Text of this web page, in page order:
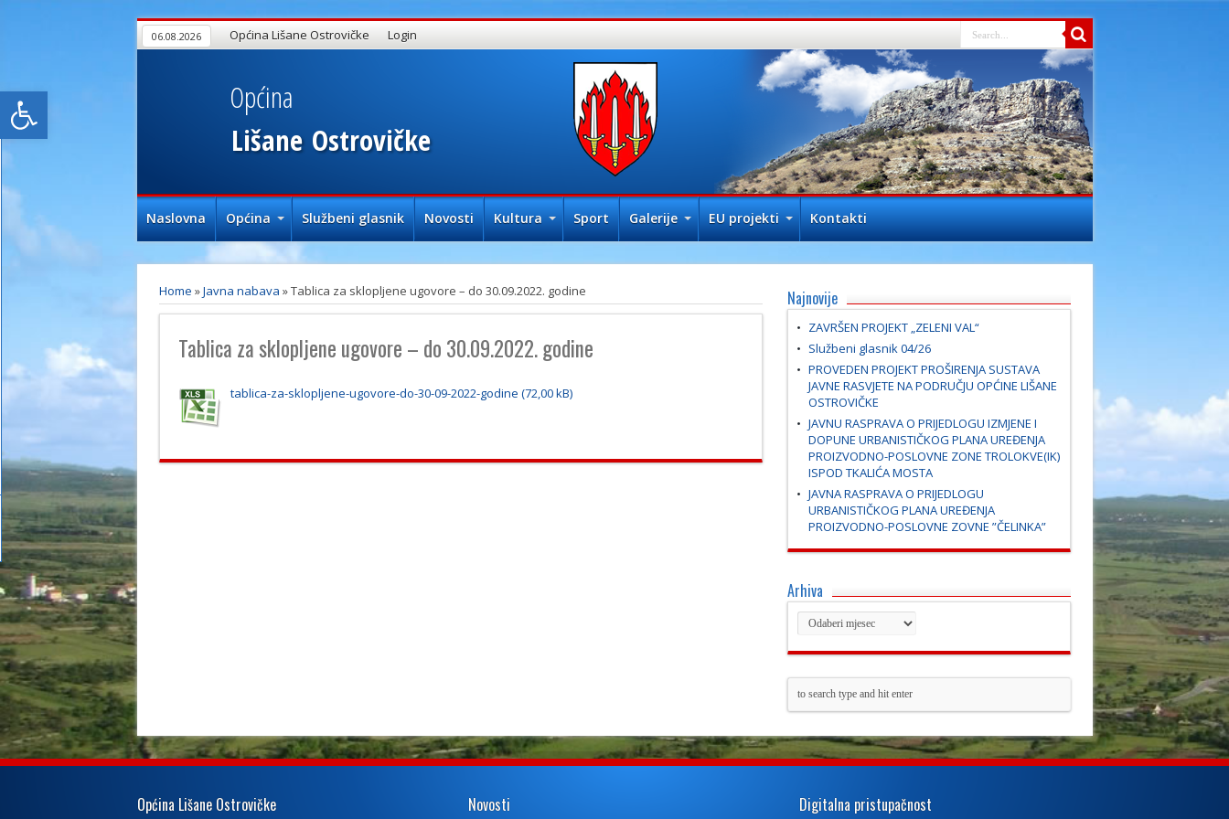
Open toolbar
06.08.2026 Općina Lišane Ostrovičke Login
Lišane Ostrovičke
Općina
Naslovna Općina Službeni glasnik Novosti Kultura Sport Galerije EU projekti Kontakti
Home »Javna nabava »Tablica za sklopljene ugovore – do 30.09.2022. godine
Tablica za sklopljene ugovore – do 30.09.2022. godine
tablica-za-sklopljene-ugovore-do-30-09-2022-godine
Najnovije
ZAVRŠEN PROJEKT „ZELENI VAL“
Službeni glasnik 04/26
PROVEDEN PROJEKT PROŠIRENJA SUSTAVA
JAVNE RASVJETE NA PODRUČJU OPĆINE LIŠANE
OSTROVIČKE
JAVNU RASPRAVA O PRIJEDLOGU IZMJENE I
DOPUNE URBANISTIČKOG PLANA UREĐENJA
PROIZVODNO-POSLOVNE ZONE TROLOKVE(IK)
ISPOD TKALIĆA MOSTA
JAVNA RASPRAVA O PRIJEDLOGU
URBANISTIČKOG PLANA UREĐENJA
PROIZVODNO-POSLOVNE ZOVNE ”ČELINKA”
Arhiva
Općina Lišane Ostrovičke Novosti Digitalna pristupačnost